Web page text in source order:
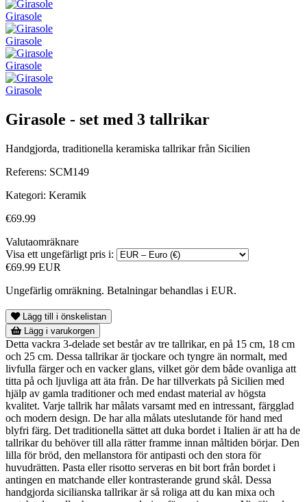
Girasole
Girasole
Girasole
Girasole
Girasole - set med 3 tallrikar
Handgjorda, traditionella keramiska tallrikar från Sicilien
Referens: SCM149
Kategori: Keramik
€69.99
Valutaomräknare
Visa ett ungefärligt pris i:
€69.99 EUR
Ungefärlig omräkning. Betalningar behandlas i EUR.
Lägg till i önskelistan
Lägg i varukorgen
Detta vackra 3-delade set består av tre tallrikar, en på 15 cm, 18 cm
och 25 cm. Dessa tallrikar är tjockare och tyngre än normalt, med
livfulla färger och en vacker glans, vilket gör dem både ovanliga att
titta på och ljuvliga att äta från. De har tillverkats på Sicilien med
hjälp av gamla traditioner och med endast material av högsta
kvalitet. Varje tallrik har målats varsamt med en intressant, färgglad
och modern design. De har alla målats uteslutande för hand med
blyfri färg. Det traditionella sättet att duka bordet i Italien är att ha de
tallrikar du behöver till alla rätter framme innan måltiden börjar. Den
lilla för bröd, den mellanstora för antipasti och den stora för
huvudrätten. Pasta eller risotto serveras en bit bort från bordet i
antingen en matchande eller kontrasterande grund skål. Dessa
handgjorda sicilianska tallrikar är så roliga att du kan mixa och